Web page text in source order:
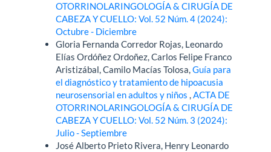
OTORRINOLARINGOLOGÍA & CIRUGÍA DE
CABEZA Y CUELLO: Vol. 52 Núm. 4 (2024):
Octubre - Diciembre
Gloria Fernanda Corredor Rojas, Leonardo
Elías Ordóñez Ordoñez, Carlos Felipe Franco
Aristizábal, Camilo Macías Tolosa,Guía para
el diagnóstico y tratamiento de hipoacusia
neurosensorial en adultos y niños,ACTA DE
OTORRINOLARINGOLOGÍA & CIRUGÍA DE
CABEZA Y CUELLO: Vol. 52 Núm. 3 (2024):
Julio - Septiembre
José Alberto Prieto Rivera, Henry Leonardo